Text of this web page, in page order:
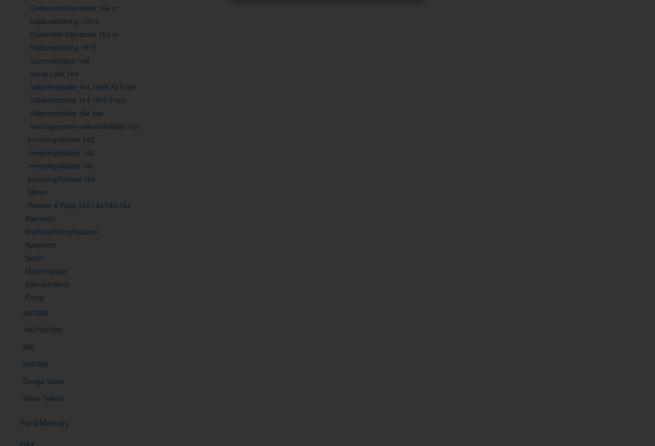
Underrede framstolar 164 m
höjdomställning -1974
Underrede framstolar 164 m
höjdomställning 1975
Gummipluggar 164
Spray Lack 164
Säkerhetsbälte 164 1969-74 Fram
Säkerhetsbälte 164 1975 Fram
Säkerhetsbälte 164 bak
Varningssystem säkerhetsbälte 164
Inredning/klädsel 142
Inredning/klädsel 144
Inredning/klädsel 145
Inredning/Klädsel 164
Mattor
Paneler & Papp 142/144/145/164
Karosseri
Kraftöverföring/bakaxel
Kylsystem
Motor
Motorreglage
Värme/friskluft
Övrigt
240/260
740/760/780
850
940/960
Övriga Volvo
Volvo Traktor
Ford/Mercury